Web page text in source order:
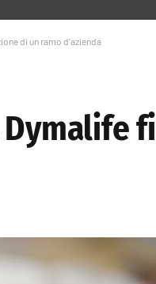
di un ramo d’azienda